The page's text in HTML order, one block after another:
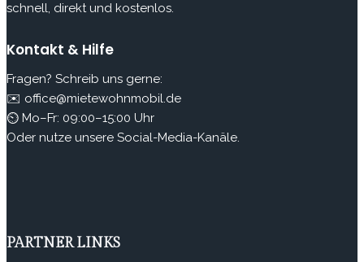
schnell, direkt und kostenlos.
Kontakt & Hilfe
Fragen? Schreib uns gerne:
✉️ office@mietewohnmobil.de
⏲ Mo–Fr: 09:00–15:00 Uhr
Oder nutze unsere Social-Media-Kanäle.
PARTNER LINKS